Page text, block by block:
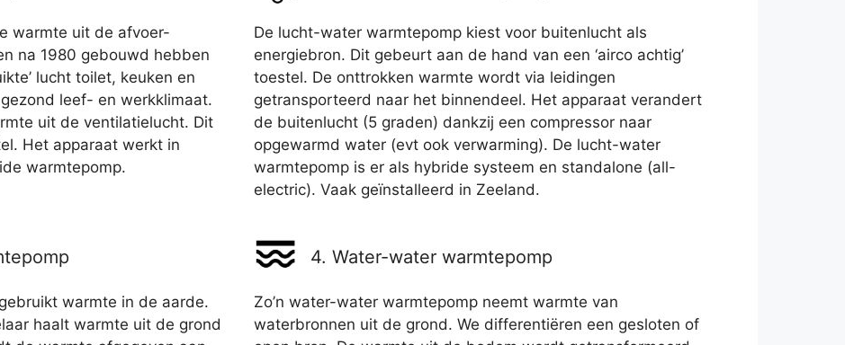
warmte uit de afvoer-
na 1980 gebouwd hebben
lucht toilet, keuken en
leef- en werkklimaat.
uit de ventilatielucht. Dit
Het apparaat werkt in
warmtepomp.
De lucht-water warmtepomp kiest voor buitenlucht als
energiebron. Dit gebeurt aan de hand van een ‘airco achtig’
toestel. De onttrokken warmte wordt via leidingen
getransporteerd naar het binnendeel. Het apparaat verandert
de buitenlucht (5 graden) dankzij een compressor naar
opgewarmd water (evt ook verwarming). De lucht-water
warmtepomp is er als hybride systeem en standalone (all-
electric). Vaak geïnstalleerd in Zeeland.
warmte in de aarde.
haalt warmte uit de grond
4. Water-water warmtepomp
Zo’n water-water warmtepomp neemt warmte van
waterbronnen uit de grond. We differentiëren een gesloten of